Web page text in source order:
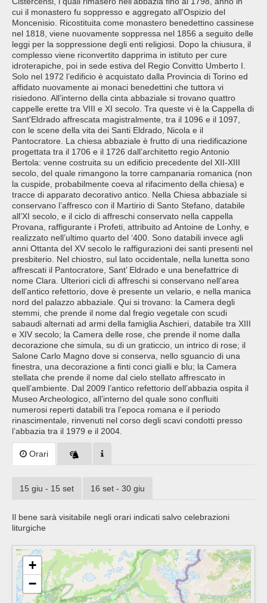
cui il monastero fu soppresso e aggregato all'Ospizio del
Moncenisio. Ricostituita come monastero benedettino cassinese
nel 1818, viene nuovamente soppressa nel 1856 a seguito delle
leggi per la soppressione degli enti religiosi. Dopo la chiusura, il
complesso viene riconvertito dapprima in istituto per cure
idroterapiche, poi in sede estiva del Regio Convitto Umberto I.
Solo nel 1972 l’edificio è acquistato dalla Provincia di Torino ed
affidato nuovamente ai monaci benedettini che tuttora vi
risiedono. All’interno della cinta abbaziale si trovano quattro
cappelle erette tra VIII e XI secolo. Tra queste vi è la Cappella di
Sant'Eldrado affrescata magistralmente, tra il 1096 e il 1097,
con le scene della vita dei Santi Eldrado, Nicola e il
Pantocratore. La chiesa abbaziale è frutto di una riedificazione
progettata tra il 1706 e il 1726 dall’architetto regio Antonio
Bertola: venne costruita su un edificio precedente del XII-XIII
secolo, del quale rimangono la torre campanaria romanica (non
la cuspide, probabilmente coeva al rifacimento della chiesa) e
tracce di apparato decorativo antico. Nella Chiesa abbaziale si
conservano l’affresco con il Martirio di Santo Stefano, databile
all’XI secolo, e il ciclo di affreschi conservato nella cappella
Provana, raffigurante i Profeti, attribuito ad Antoine de Lonhy, e
realizzato nell’ultimo quarto del ‘400. Sono databili invece agli
anni Ottanta del XV secolo le raffigurazioni dei santi presenti nel
presbiterio. Nel chiostro, sul lato occidentale, nella lunetta sono
affrescati il Pantocratore, Sant’ Eldrado e una benefattrice di
nome Clara. Ulteriori cicli di affreschi si conservano nell’area
dell’antico refettorio, dove è presente un velario, e nella manica
nord del palazzo abbaziale. Qui si trovano: la Camera degli
stemmi, che prende il nome dal fregio vegetale con scudi
sabaudi alternati ad armi della famiglia Aschieri, databile tra XIII
e XIV secolo; la Camera delle rose, che prende il nome dalla
decorazione che simula, su di un graticcio, un intrico di rose; il
Salone Carlo Magno dove si conserva, nello sguancio di una
finestra, una decorazione a finti conci gialli e blu; la Camera
stellata che prende il nome dal cielo stellato affrescato in
quell’ambiente. Dal 2009 l’antico refettorio dell’abbazia ospita il
Museo Archeologico, all’interno del quale sono confluiti
numerosi reperti databili tra l’epoca romana e il periodo
rinascimentale, rinvenuti nel corso degli scavi condotti presso
l’abbazia tra il 1979 e il 2004.
Orari
15 giu - 15 set 16 set - 30 giu
Il bene sarà visitabile negli orari indicati salvo celebrazioni
liturgiche
+
−